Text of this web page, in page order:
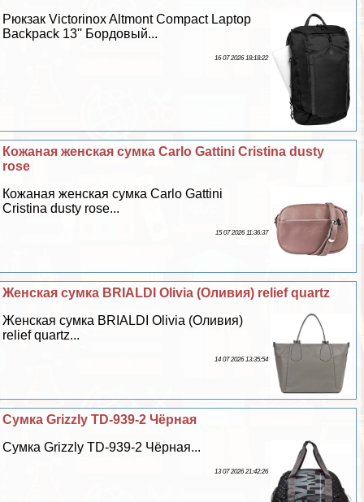
Рюкзак Victorinox Altmont Compact Laptop
Backpack 13'' Бордовый...
16 07 2026 18:18:22
Кожаная женская сумка Carlo Gattini Cristina dusty
rose
Кожаная женская сумка Carlo Gattini
Cristina dusty rose...
15 07 2026 11:36:37
Женская сумка BRIALDI Olivia (Оливия) relief quartz
Женская сумка BRIALDI Olivia (Оливия)
relief quartz...
14 07 2026 13:35:54
Сумка Grizzly TD-939-2 Чёрная
Сумка Grizzly TD-939-2 Чёрная...
13 07 2026 21:42:26